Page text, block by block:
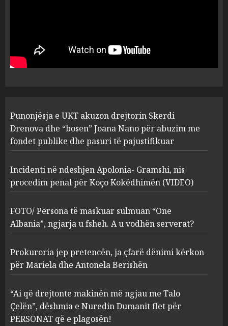
2
procedim penal për Koço
Kokëdhimën (VIDEO)
MARCH 27, 2025
3
sulmuan “One Albania”,
ngjarja u fsheh. A u vodhën
serverat?
MARCH 25, 2025
4
Prokuroria jep pretencën, ja
çfarë dënimi kërkon për
Mariela dhe Antonela
Berishën
MARCH 25, 2025
5
“Ai që drejtonte makinën më
ngjau me Talo Çelën”,
flet për PERSONAT që e
plagosën!
MARCH 25, 2025
Punonjësja e UKT akuzon drejtorin Skerdi
Drenova dhe “bosen” Joana Nano për abuzim me
fondet publike dhe pasuri të pajustifikuar
Incidenti në ndeshjen Apolonia- Gramshi, nis
procedim penal për Koço Kokëdhimën (VIDEO)
FOTO/ Persona të maskuar sulmuan “One
Albania”, ngjarja u fsheh. A u vodhën serverat?
Prokuroria jep pretencën, ja çfarë dënimi kërkon
për Mariela dhe Antonela Berishën
“Ai që drejtonte makinën më ngjau me Talo
Çelën”, dëshmia e Nuredin Dumanit flet për
PERSONAT që e plagosën!